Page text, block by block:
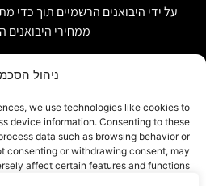
ניהול
we use technologies like cookies to
device information. Consenting to these
data such as browsing behavior or
consenting or withdrawing consent, may
affect certain features and functions.
על ידי היבואנים הרשמיים תוך כדי
ממחירי היבואנים
אודות
יבוא אישי ויבוא מקביל
טרייד אין ומשומשות